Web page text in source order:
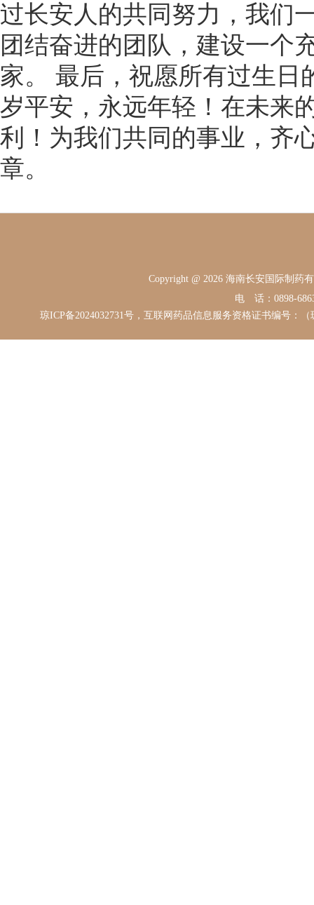
过长安人的共同努力，我们
团结奋进的团队，建设一个
家。 最后，祝愿所有过生日
岁平安，永远年轻！在未来
利！为我们共同的事业，齐
章。
Copyright @ 2026 海南长安国际制
电 话：0898-
琼ICP备2024032731号，互联网药品信息服务资格证书编号：（